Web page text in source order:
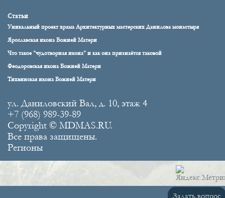
Задать вопрос
Статьи
Уникальный проект храма Архитектурных мастерских Данилова монастыря
Ярославская икона Божией Матери
Что такое "чудотворная икона" и как она признаётся таковой
Феодоровская икона Божией Матери
Тихвинская икона Божией Матери
ул. Даниловский Вал, д. 10, этаж 4
+7 (968) 989-39-89
Copyright © MDMAS.RU.
Все права защищены.
Регионы